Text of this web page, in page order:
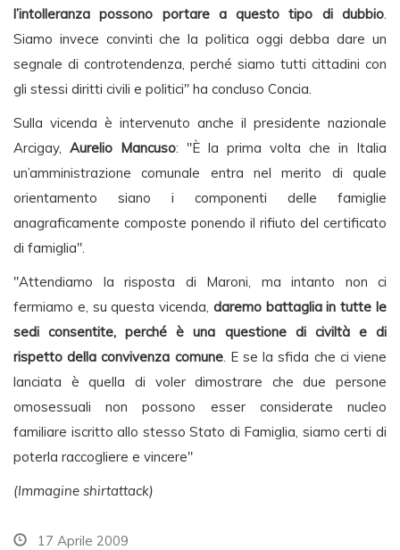
l’intolleranza possono portare a questo tipo di dubbio.
Siamo invece convinti che la politica oggi debba dare un
segnale di controtendenza, perché siamo tutti cittadini con
gli stessi diritti civili e politici" ha concluso Concia.
Sulla vicenda è intervenuto anche il presidente nazionale
Arcigay, Aurelio Mancuso: "È la prima volta che in Italia
un’amministrazione comunale entra nel merito di quale
orientamento siano i componenti delle famiglie
anagraficamente composte ponendo il rifiuto del certificato
di famiglia".
"Attendiamo la risposta di Maroni, ma intanto non ci
fermiamo e, su questa vicenda, daremo battaglia in tutte le
sedi consentite, perché è una questione di civiltà e di
rispetto della convivenza comune. E se la sfida che ci viene
lanciata è quella di voler dimostrare che due persone
omosessuali non possono esser considerate nucleo
familiare iscritto allo stesso Stato di Famiglia, siamo certi di
poterla raccogliere e vincere"
(Immagine shirtattack)
17 Aprile 2009